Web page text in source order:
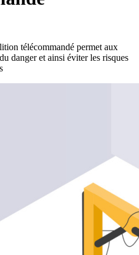
télécommandé permet aux
danger et ainsi éviter les risques